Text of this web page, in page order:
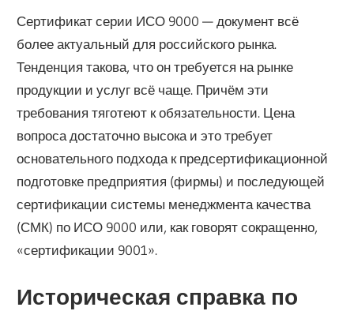
Сертификат серии ИСО 9000 — документ всё
более актуальный для российского рынка.
Тенденция такова, что он требуется на рынке
продукции и услуг всё чаще. Причём эти
требования тяготеют к обязательности. Цена
вопроса достаточно высока и это требует
основательного подхода к предсертификационной
подготовке предприятия (фирмы) и последующей
сертификации системы менеджмента качества
(СМК) по ИСО 9000 или, как говорят сокращенно,
«сертификации 9001».
Историческая справка по